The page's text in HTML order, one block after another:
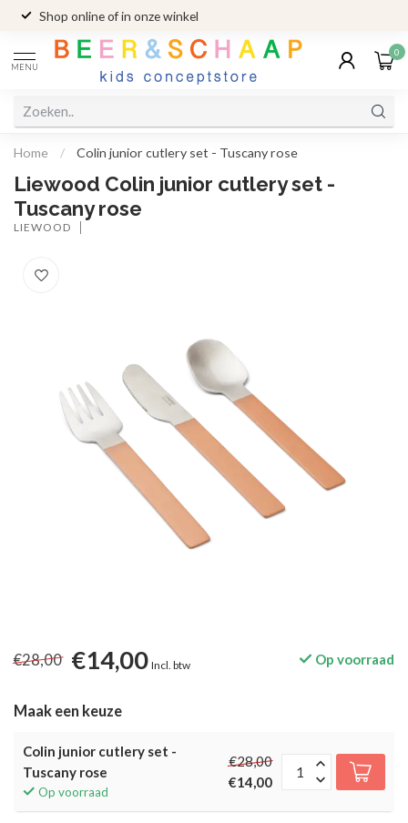
Shop online of in onze winkel
MENU
0
Home / Colin junior cutlery set - Tuscany rose
Liewood Colin junior cutlery set -
Tuscany rose
LIEWOOD
€28,00 €14,00 Incl. btw Op voorraad
Maak een keuze
Colin junior cutlery set -
Tuscany rose
Op voorraad
€28,00
€14,00